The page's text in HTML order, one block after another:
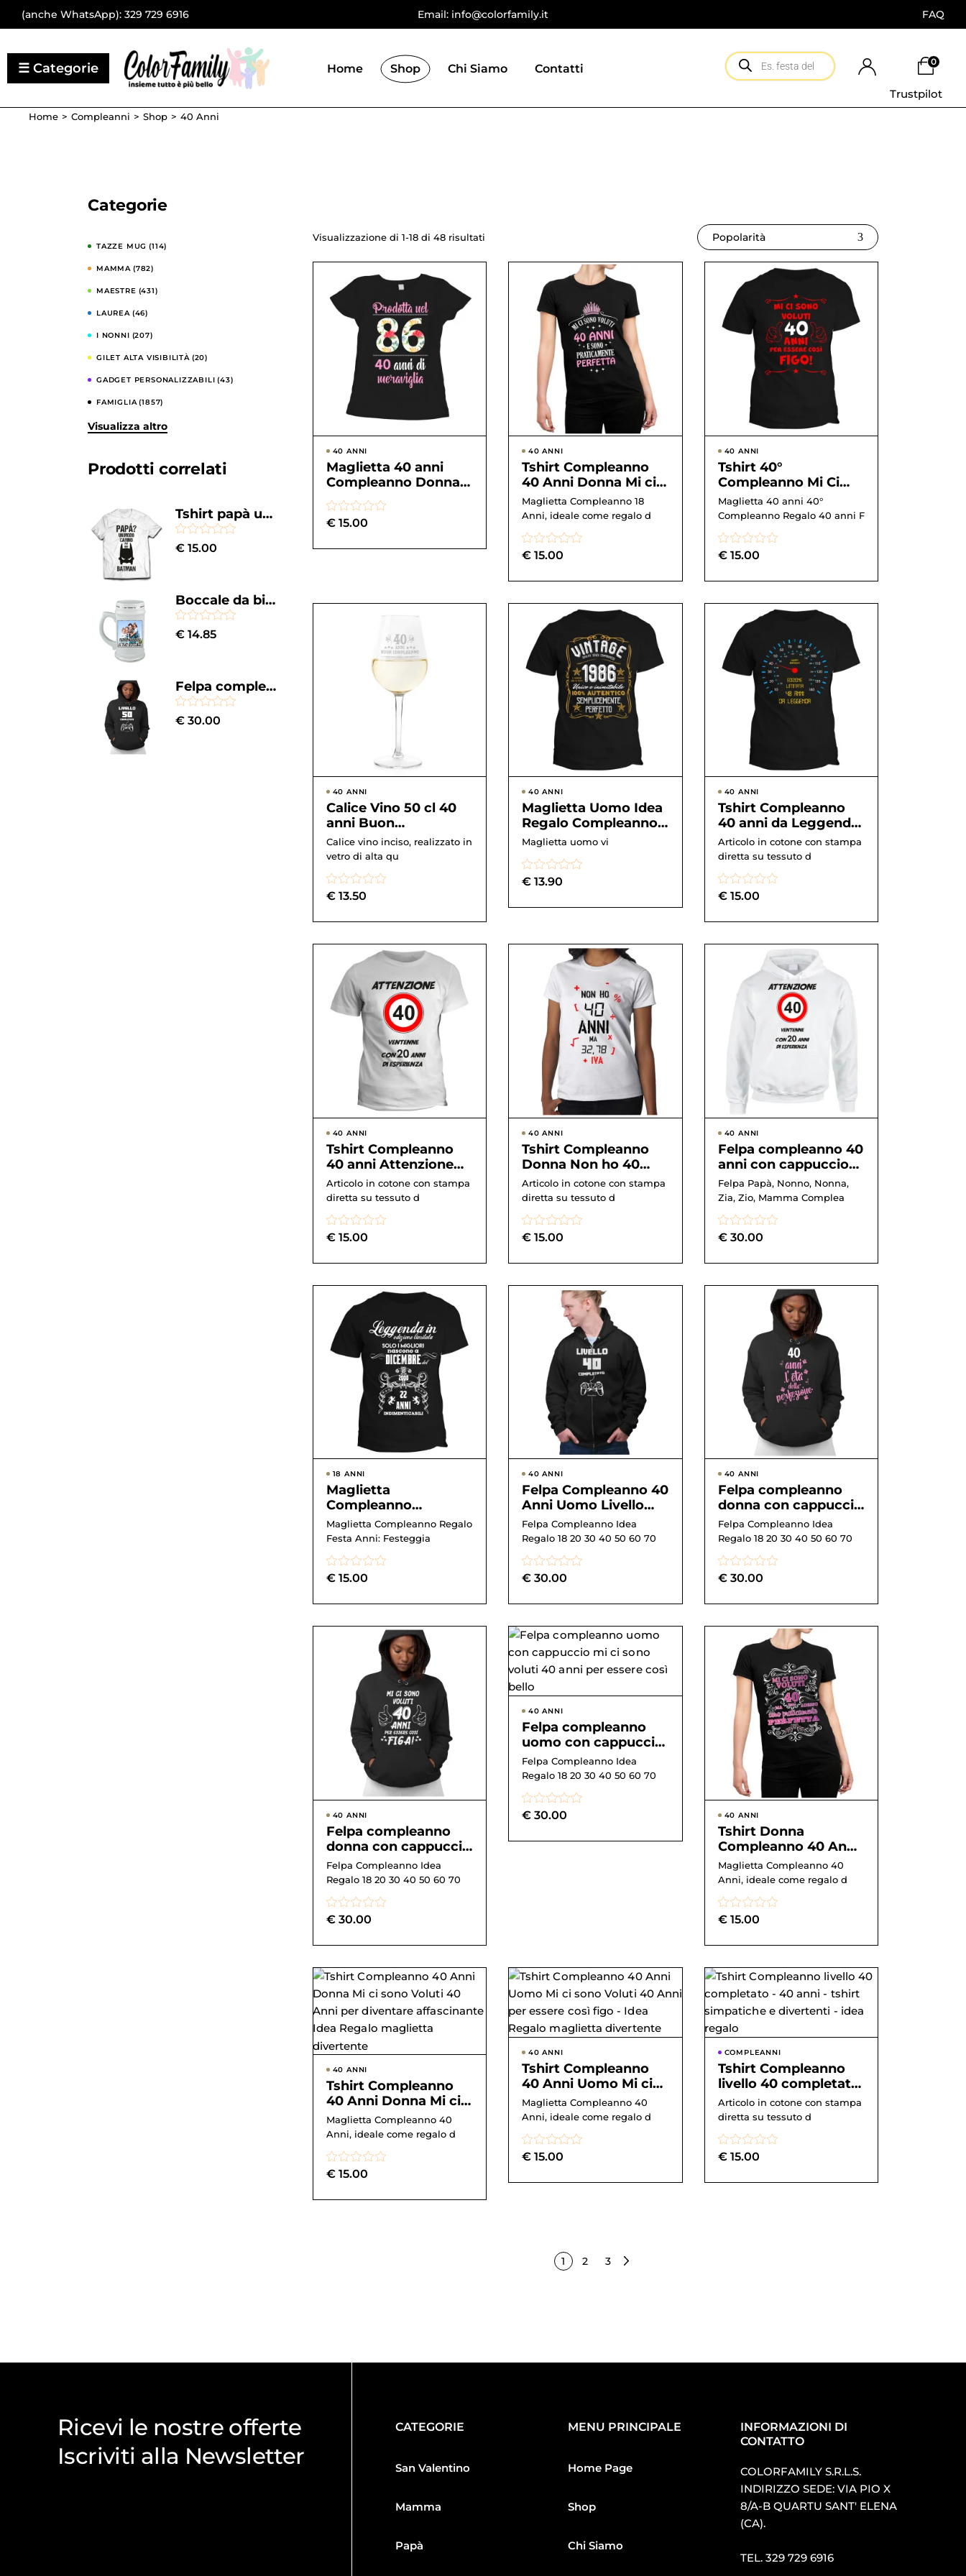
(anche WhatsApp): 329 729 6916 Email: info@colorfamily.it FAQ
Home Shop Chi Siamo Contatti 0
Trustpilot
Home Compleanni Shop 40 Anni
Visualizzazione di 1-18 di 48 risultati Popolarità
40 ANNI
Maglietta 40 anni
Compleanno Donna
Prodotta nel 1986, 40
anni di meraviglia...
€15.00
40 ANNI
Tshirt Compleanno
40 Anni Donna Mi ci
sono Voluti 40 Anni e
sono praticamen...
Maglietta Compleanno 18
Anni, ideale come regalo d
€ 15.00
40 ANNI
Tshirt 40°
Compleanno Mi Ci
Sono Voluti 40 anni
per Essere così Figo
Maglietta 40 anni 40°
Compleanno Regalo 40 anni F
€15.00
40 ANNI
Calice Vino 50 cl 40
anni Buon
Compleanno con
incisione – tumbler
Calice vino inciso, realizzato in
vetro di alta qu
€13.50
40 ANNI
Maglietta Uomo Idea
Regalo Compleanno
Anno
Festa 40 anni V...
Maglietta uomo vi
€ 13.90
40 ANNI
Tshirt Compleanno
40 anni da Leggenda
– edizione limitata –
ide...
Articolo in cotone con stampa
diretta su tessuto d
€15.00
40 ANNI
Tshirt Compleanno
40 anni Attenzione
ventenne con 20 anni
di esperienza &#8...
Articolo in cotone con stampa
diretta su tessuto d
€15.00
40 ANNI
Tshirt Compleanno
Donna Non ho 40
anni ma 32,78 + IVA –
tshirt simpa...
Articolo in cotone con stampa
diretta su tessuto d
€ 15.00
40 ANNI
Felpa compleanno 40
anni con cappuccio
attenzione, ventenne
con 20 anni di ...
Felpa Papà, Nonno, Nonna,
Zia, Zio, Mamma Complea
€30.00
18 ANNI
Maglietta
Compleanno
Personalizzabile
Anno , Annata e Mese
Maglietta Compleanno Regalo
Festa Anni: Festeggia
€15.00
40 ANNI
Felpa Compleanno 40
Anni Uomo Livello
Completato Idea
Regalo Compleanno
Felpa Compleanno Idea
Regalo 18 20 30 40 50 60 70
€ 30.00
40 ANNI
Felpa compleanno
donna con cappuccio
40 anni, l’età della
perfezione
Felpa Compleanno Idea
Regalo 18 20 30 40 50 60 70
€30.00
40 ANNI
Felpa compleanno
donna con cappuccio
mi ci sono voluti 40
anni per essere c...
Felpa Compleanno Idea
Regalo 18 20 30 40 50 60 70
€30.00
40 ANNI
Felpa compleanno
uomo con cappuccio
mi ci sono voluti 40
anni per essere co...
Felpa Compleanno Idea
Regalo 18 20 30 40 50 60 70
€ 30.00 40 ANNI
Tshirt Donna
Compleanno 40 Anni
Royal Mi ci sono
voluti 40 Anni e sono
Maglietta Compleanno 40
Anni, ideale come regalo d
€15.00
40 ANNI
Tshirt Compleanno
40 Anni Donna Mi ci
sono Voluti 40 Anni
per diventare aff...
Maglietta Compleanno 40
Anni, ideale come regalo d
€15.00
40 ANNI
Tshirt Compleanno
40 Anni Uomo Mi ci
sono Voluti 40 Anni
per essere così f...
Maglietta Compleanno 40
Anni, ideale come regalo d
€ 15.00
COMPLEANNI
Tshirt Compleanno
livello 40 completato
– 40 anni – tshirt
simp...
Articolo in cotone con stampa
diretta su tessuto d
€15.00
1 2 3
Categorie
TAZZE MUG (114)
MAMMA (782)
MAESTRE (431)
LAUREA (46)
I NONNI (207)
GILET ALTA VISIBILITÀ (20)
GADGET PERSONALIZZABILI (43)
FAMIGLIA (1857)
COMPLEANNI (341)
CASA E CUCINA (501)
BAMBINI (206)
Visualizza altro
Prodotti correlati
Tshirt papà un modo carino per dire super eroe Batman
€ 15.00
Boccale da birra Personalizzato con foto - Personalizza il tuo boccale - idea regalo
€ 14.85
Felpa compleanno donna gamer con cappuccio 50 anni livello completato
€ 30.00
Ricevi le nostre offerte
Iscriviti alla Newsletter
CATEGORIE
San Valentino
Mamma
Papà
MENU PRINCIPALE
Home Page
Shop
Chi Siamo
INFORMAZIONI DI
CONTATTO
COLORFAMILY S.R.L.S.
INDIRIZZO SEDE: VIA PIO X
8/A-B QUARTU SANT′ ELENA
(CA).
TEL.329 729 6916